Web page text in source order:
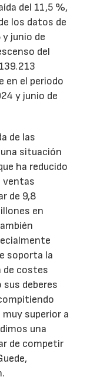
del 11,5 %,
los datos de
junio de
del
en el periodo
y junio de
de las
situación
ha reducido
ventas
de 9,8
en
soporta la
de costes
deberes
superior a
una
de competir